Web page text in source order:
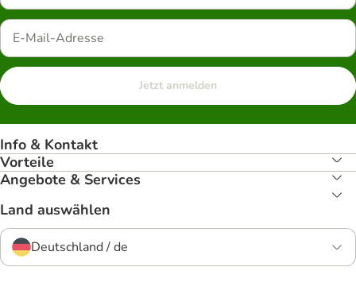
Jetzt anmelden
Info & Kontakt
Vorteile
Angebote & Services
Land auswählen
Deutschland / de